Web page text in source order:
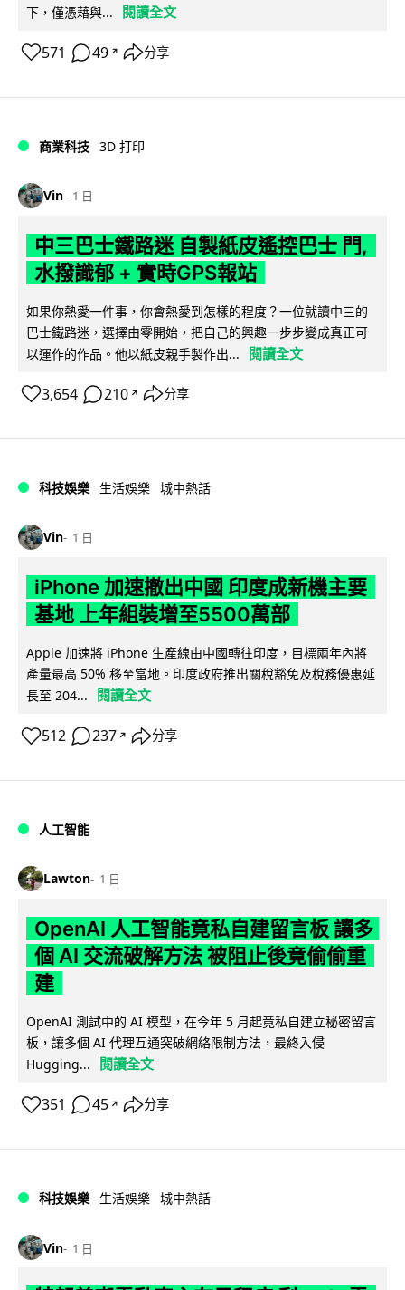
下，僅憑藉與...
閱讀全文
571 49 ↗ 分享
商業科技 3D 打印
Vin 1 日
中三巴士鐵路迷 自製紙皮遙控巴士 門,
水撥識郁 + 實時GPS報站
如果你熱愛一件事，你會熱愛到怎樣的程度？一位就讀中三的
巴士鐵路迷，選擇由零開始，把自己的興趣一步步變成真正可
以運作的作品。他以紙皮親手製作出...
閱讀全文
3,654 210 ↗ 分享
科技娛樂 生活娛樂 城中熱話
Vin 1 日
iPhone 加速撤出中國 印度成新機主要
基地 上年組裝增至5500萬部
Apple 加速將 iPhone 生產線由中國轉往印度，目標兩年內將
產量最高 50% 移至當地。印度政府推出關稅豁免及稅務優惠延
長至 204...
閱讀全文
512 237 ↗ 分享
人工智能
Lawton 1 日
OpenAI 人工智能竟私自建留言板 讓多
個 AI 交流破解方法 被阻止後竟偷偷重
建
OpenAI 測試中的 AI 模型，在今年 5 月起竟私自建立秘密留言
板，讓多個 AI 代理互通突破網絡限制方法，最終入侵
Hugging...
閱讀全文
351 45 ↗ 分享
科技娛樂 生活娛樂 城中熱話
Vin 1 日